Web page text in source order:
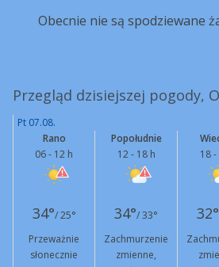
Obecnie nie są spodziewane
Przegląd dzisiejszej pogody,
Pt 07.08.
Rano
06 - 12 h
Popołudnie
12 - 18 h
18 -
34°/ 25° 34°/ 33° 32°
Przeważnie
słonecznie
Zachmurzenie
zmienne,